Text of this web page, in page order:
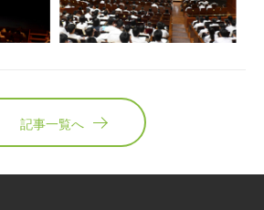
記事一覧へ